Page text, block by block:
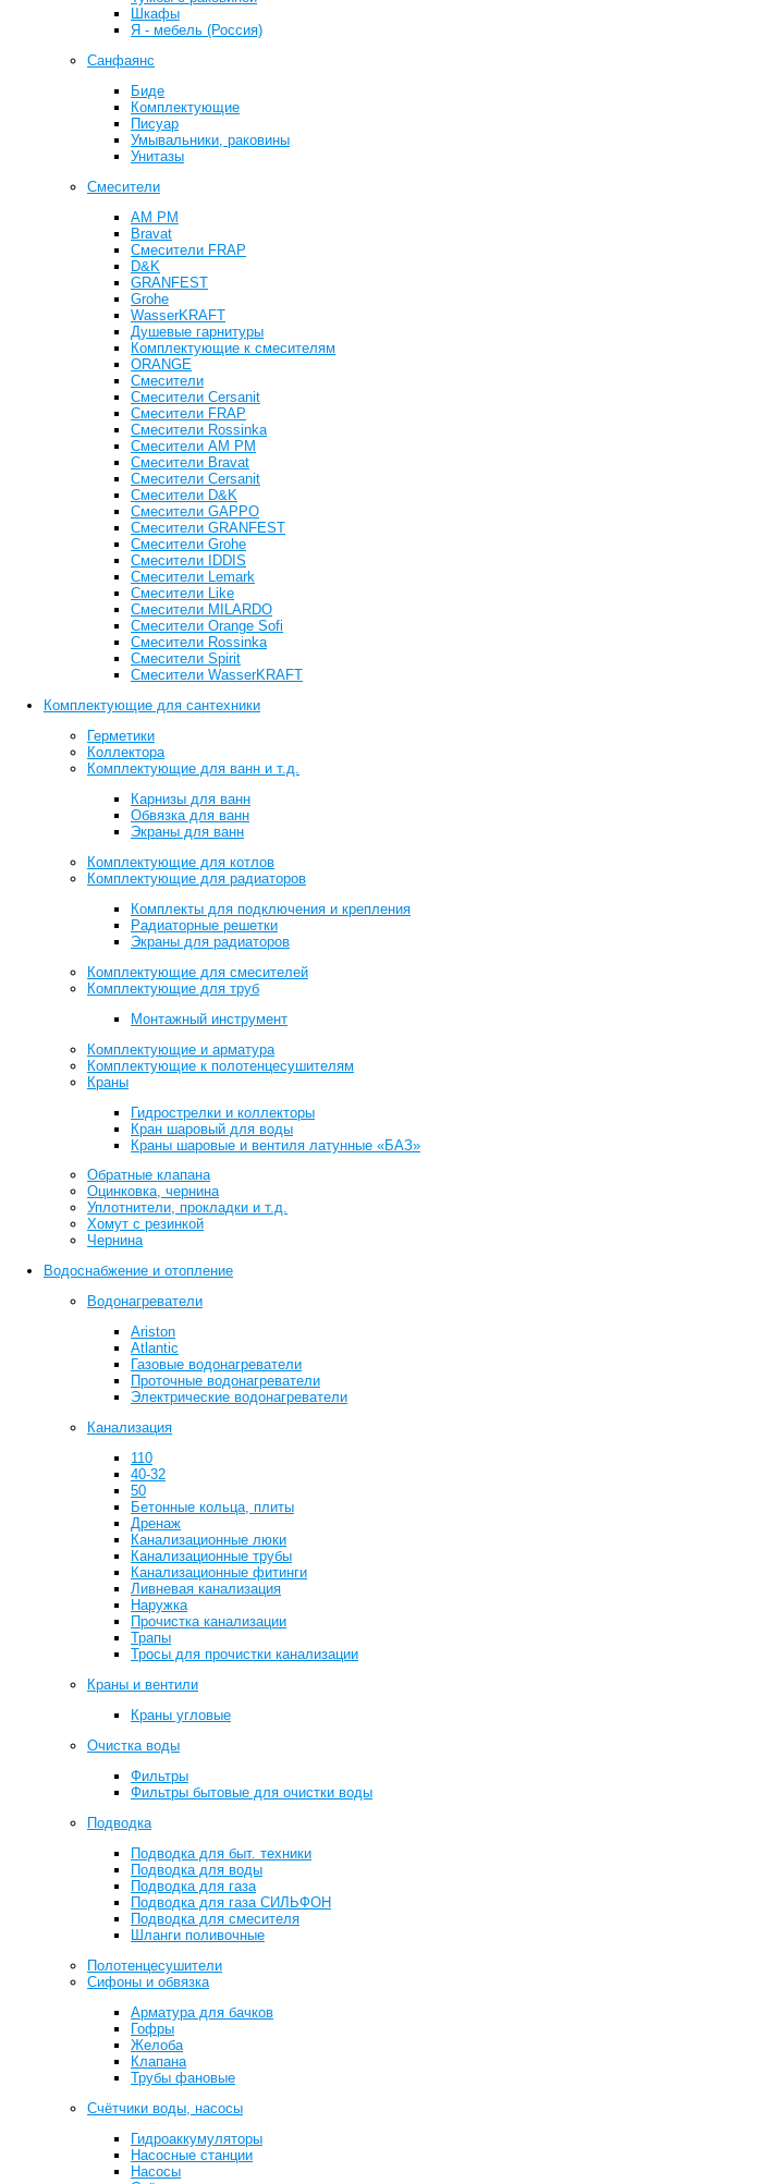
Шкафы
Я - мебель (Россия)
Санфаянс
Биде
Комплектующие
Писуар
Умывальники, раковины
Унитазы
Смесители
AM PM
Bravat
Cмесители FRAP
D&K
GRANFEST
Grohe
WasserKRAFT
Душевые гарнитуры
Комплектующие к смесителям
ОRANGE
Смесители
Смесители Cersanit
Смесители FRAP
Смесители Rossinka
Смесители AM PM
Смесители Bravat
Смесители Cersanit
Смесители D&K
Смесители GAPPO
Смесители GRANFEST
Смесители Grohe
Смесители IDDIS
Смесители Lemark
Смесители Like
Смесители MILARDO
Смесители Orange Sofi
Смесители Rossinka
Смесители Spirit
Смесители WasserKRAFT
Комплектующие для сантехники
Герметики
Коллектора
Комплектующие для ванн и т.д.
Карнизы для ванн
Обвязка для ванн
Экраны для ванн
Комплектующие для котлов
Комплектующие для радиаторов
Комплекты для подключения и крепления
Радиаторные решетки
Экраны для радиаторов
Комплектующие для смесителей
Комплектующие для труб
Монтажный инструмент
Комплектующие и арматура
Комплектующие к полотенцесушителям
Краны
Гидрострелки и коллекторы
Кран шаровый для воды
Краны шаровые и вентиля латунные «БАЗ»
Обратные клапана
Оцинковка, чернина
Уплотнители, прокладки и т.д.
Хомут с резинкой
Чернина
Водоснабжение и отопление
Водонагреватели
Ariston
Atlantic
Газовые водонагреватели
Проточные водонагреватели
Электрические водонагреватели
Канализация
110
40-32
50
Бетонные кольца, плиты
Дренаж
Канализационные люки
Канализационные трубы
Канализационные фитинги
Ливневая канализация
Наружка
Прочистка канализации
Трапы
Тросы для прочистки канализации
Краны и вентили
Краны угловые
Очистка воды
Фильтры
Фильтры бытовые для очистки воды
Подводка
Подводка для быт. техники
Подводка для воды
Подводка для газа
Подводка для газа СИЛЬФОН
Подводка для смесителя
Шланги поливочные
Полотенцесушители
Сифоны и обвязка
Арматура для бачков
Гофры
Желоба
Клапана
Трубы фановые
Счётчики воды, насосы
Гидроаккумуляторы
Насосные станции
Насосы